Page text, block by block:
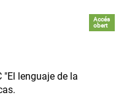
Accés
obert
"El lenguaje de la